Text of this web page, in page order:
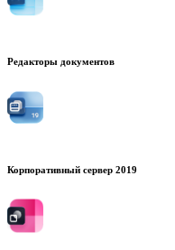
Редакторы документов
Корпоративный сервер 2019